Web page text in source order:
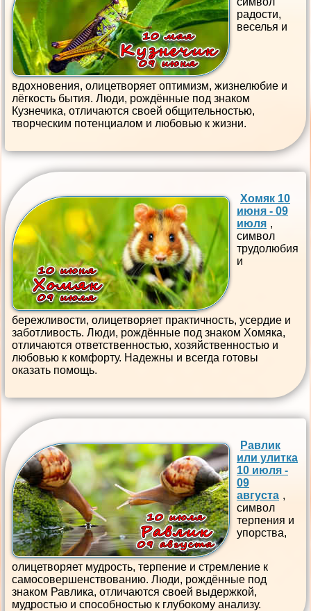
радости,
веселья и
вдохновения, олицетворяет оптимизм, жизнелюбие и
лёгкость бытия. Люди, рождённые под знаком
Кузнечика, отличаются своей общительностью,
творческим потенциалом и любовью к жизни.
Хомяк 10
июня - 09
июля ,
символ
трудолюбия
и
бережливости, олицетворяет практичность, усердие и
заботливость. Люди, рождённые под знаком Хомяка,
отличаются ответственностью, хозяйственностью и
любовью к комфорту. Надежны и всегда готовы
оказать помощь.
Равлик
или улитка
10 июля -
09
августа ,
символ
терпения и
упорства,
олицетворяет мудрость, терпение и стремление к
самосовершенствованию. Люди, рождённые под
знаком Равлика, отличаются своей выдержкой,
мудростью и способностью к глубокому анализу.